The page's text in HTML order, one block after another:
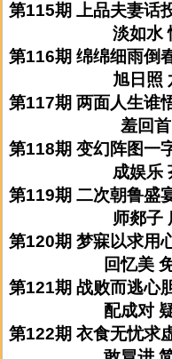
第115期 上品夫妻话
淡如水
第116期 绵绵细雨倒
旭日照
第117期 两面人生谁
羞回
第118期 变幻阵图一
成娱乐
第119期 二次朝鲁盛
师郯子
第120期 梦寐以求用
回忆美
第121期 战败而逃心
配成对
第122期 衣食无忧求